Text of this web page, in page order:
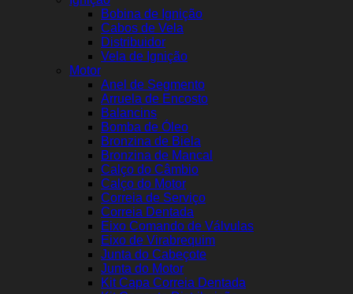
Bobina de Ignição
Cabos de Vela
Distribuidor
Vela de Ignição
Motor
Anel de Segmento
Arruela de Encosto
Balancins
Bomba de Óleo
Bronzina de Biela
Bronzina de Mancal
Calço do Câmbio
Calço do Motor
Correia de Serviço
Correia Dentada
Eixo Comando de Válvulas
Eixo de Virabrequim
Junta do Cabeçote
Junta do Motor
Kit Capa Correia Dentada